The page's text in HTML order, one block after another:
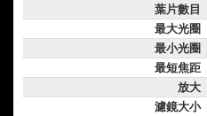
葉片數目
最大光圈
最小光圈
最短焦距
放大
濾鏡大小